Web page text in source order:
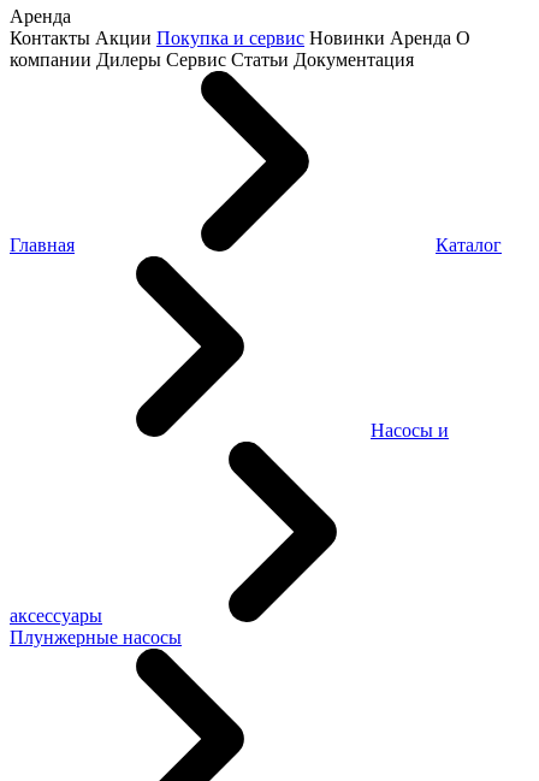
Аренда
Контакты Акции Покупка и сервис Новинки Аренда О
компании Дилеры Сервис Статьи Документация
Главная Каталог
Насосы и
аксессуары
Плунжерные насосы